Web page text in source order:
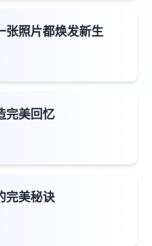
张照片都焕发新生
完美回忆
完美秘诀